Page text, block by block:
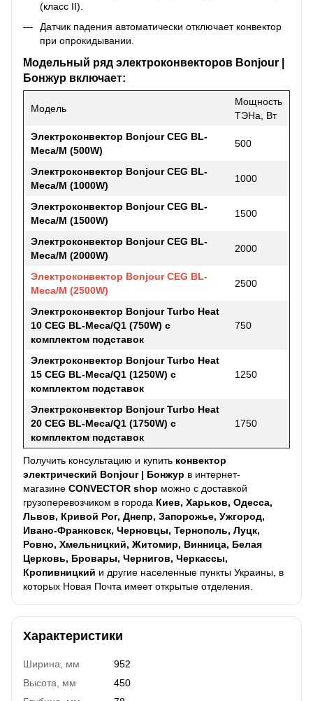
(класс II).
Датчик падения автоматически отключает конвектор
при опрокидывании.
Модельный ряд электроконвекторов Bonjour |
Бонжур включает:
Модель
Мощность
ТЭНа, Вт
Электроконвектор Bonjour CEG BL-
Meca/M (500W)
500
Электроконвектор Bonjour CEG BL-
Meca/M (1000W)
1000
Электроконвектор Bonjour CEG BL-
Meca/M (1500W)
1500
Электроконвектор Bonjour CEG BL-
Meca/M (2000W)
2000
Электроконвектор Bonjour CEG BL-
Meca/M (2500W)
2500
Электроконвектор Bonjour Turbo Heat
10 CEG BL-Meca/Q1 (750W) с
комплектом подставок
750
Электроконвектор Bonjour Turbo Heat
15 CEG BL-Meca/Q1 (1250W) с
комплектом подставок
1250
Электроконвектор Bonjour Turbo Heat
20 CEG BL-Meca/Q1 (1750W) с
комплектом подставок
1750
Получить консультацию и купить конвектор
электрический Bonjour | Бонжур в интернет-
магазине CONVECTOR shop можно с доставкой
грузоперевозчиком в города Киев, Харьков, Одесса,
Львов, Кривой Рог, Днепр, Запорожье, Ужгород,
Ивано-Франковск, Черновцы, Тернополь, Луцк,
Ровно, Хмельницкий, Житомир, Винница, Белая
Церковь, Бровары, Чернигов, Черкассы,
Кропивницкий и другие населенные пункты Украины, в
которых Новая Почта имеет открытые отделения.
Характеристики
Ширина, мм
952
Высота, мм
450